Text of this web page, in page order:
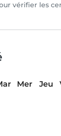
vérifier les
Mer Jeu